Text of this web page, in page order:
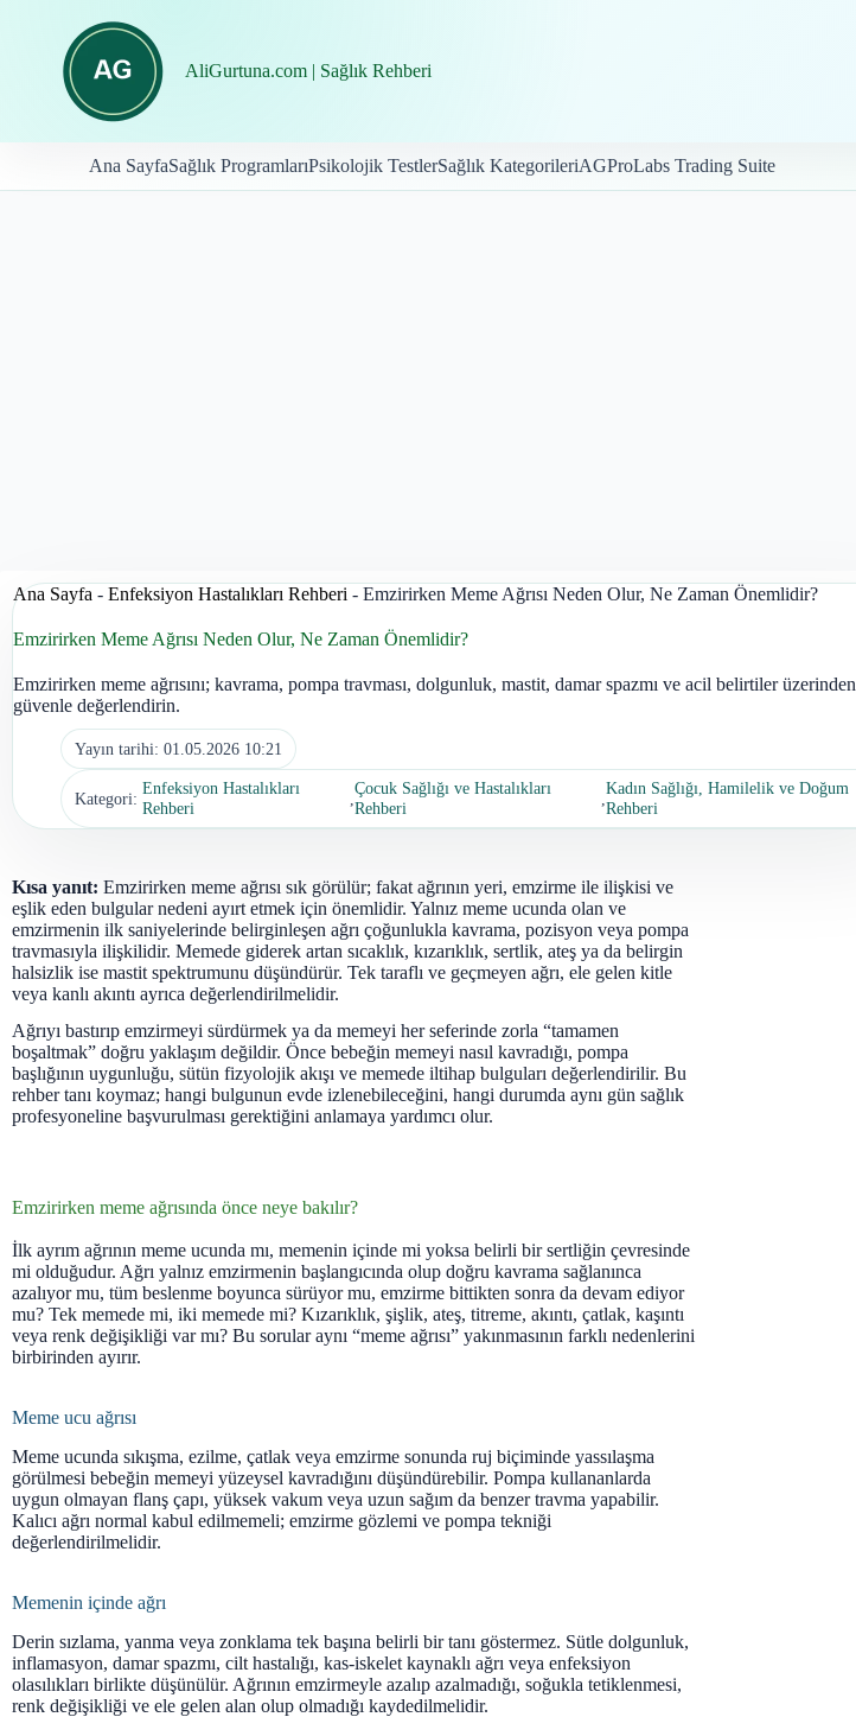
AliGurtuna.com | Sağlık Rehberi
Ana SayfaSağlık ProgramlarıPsikolojik TestlerSağlık KategorileriAGProLabs Trading Suite
Ana Sayfa - Enfeksiyon Hastalıkları Rehberi - Emzirirken Meme Ağrısı Neden Olur, Ne Zaman Önemlidir?
Emzirirken Meme Ağrısı Neden Olur, Ne Zaman Önemlidir?
Emzirirken meme ağrısını; kavrama, pompa travması, dolgunluk, mastit, damar spazmı ve acil belirtiler üzerinden
güvenle değerlendirin.
Yayın tarihi: 01.05.2026 10:21
Kategori:
Enfeksiyon Hastalıkları
Rehberi
,
Çocuk Sağlığı ve Hastalıkları
Rehberi
Kadın Sağlığı, Hamilelik ve Doğum
Rehberi
Kısa yanıt: Emzirirken meme ağrısı sık görülür; fakat ağrının yeri, emzirme ile ilişkisi ve
eşlik eden bulgular nedeni ayırt etmek için önemlidir. Yalnız meme ucunda olan ve
emzirmenin ilk saniyelerinde belirginleşen ağrı çoğunlukla kavrama, pozisyon veya pompa
travmasıyla ilişkilidir. Memede giderek artan sıcaklık, kızarıklık, sertlik, ateş ya da belirgin
halsizlik ise mastit spektrumunu düşündürür. Tek taraflı ve geçmeyen ağrı, ele gelen kitle
veya kanlı akıntı ayrıca değerlendirilmelidir.
Ağrıyı bastırıp emzirmeyi sürdürmek ya da memeyi her seferinde zorla “tamamen
boşaltmak” doğru yaklaşım değildir. Önce bebeğin memeyi nasıl kavradığı, pompa
başlığının uygunluğu, sütün fizyolojik akışı ve memede iltihap bulguları değerlendirilir. Bu
rehber tanı koymaz; hangi bulgunun evde izlenebileceğini, hangi durumda aynı gün sağlık
profesyoneline başvurulması gerektiğini anlamaya yardımcı olur.
Emzirirken meme ağrısında önce neye bakılır?
İlk ayrım ağrının meme ucunda mı, memenin içinde mi yoksa belirli bir sertliğin çevresinde
mi olduğudur. Ağrı yalnız emzirmenin başlangıcında olup doğru kavrama sağlanınca
azalıyor mu, tüm beslenme boyunca sürüyor mu, emzirme bittikten sonra da devam ediyor
mu? Tek memede mi, iki memede mi? Kızarıklık, şişlik, ateş, titreme, akıntı, çatlak, kaşıntı
veya renk değişikliği var mı? Bu sorular aynı “meme ağrısı” yakınmasının farklı nedenlerini
birbirinden ayırır.
Meme ucu ağrısı
Meme ucunda sıkışma, ezilme, çatlak veya emzirme sonunda ruj biçiminde yassılaşma
görülmesi bebeğin memeyi yüzeysel kavradığını düşündürebilir. Pompa kullananlarda
uygun olmayan flanş çapı, yüksek vakum veya uzun sağım da benzer travma yapabilir.
Kalıcı ağrı normal kabul edilmemeli; emzirme gözlemi ve pompa tekniği
değerlendirilmelidir.
Memenin içinde ağrı
Derin sızlama, yanma veya zonklama tek başına belirli bir tanı göstermez. Sütle dolgunluk,
inflamasyon, damar spazmı, cilt hastalığı, kas-iskelet kaynaklı ağrı veya enfeksiyon
olasılıkları birlikte düşünülür. Ağrının emzirmeyle azalıp azalmadığı, soğukla tetiklenmesi,
renk değişikliği ve ele gelen alan olup olmadığı kaydedilmelidir.